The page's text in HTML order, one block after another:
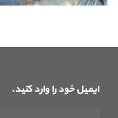
ایمیل خود را وارد کنید.